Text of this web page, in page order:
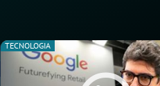
TECNOLOGIA